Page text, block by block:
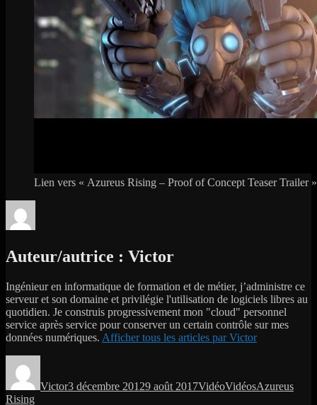
Lien vers « Azureus Rising – Proof of Concept Teaser Trailer »
Auteur/autrice : Victor
Ingénieur en informatique de formation et de métier, j’administre ce
serveur et son domaine et privilégie l'utilisation de logiciels libres au
quotidien. Je construis progressivement mon "cloud" personnel
service après service pour conserver un certain contrôle sur mes
données numériques. Afficher tous les articles par Victor
Victor3 décembre 20129 août 2017VidéoVidéosAzureus
Rising